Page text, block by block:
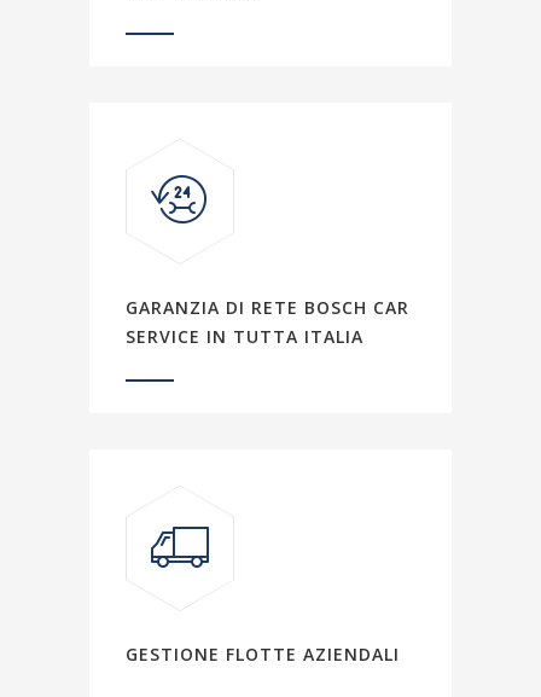
GARANZIA DI RETE BOSCH CAR
SERVICE IN TUTTA ITALIA
GESTIONE FLOTTE AZIENDALI